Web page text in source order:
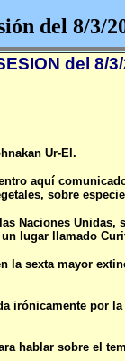
del 8/3/
del 8/
Ur-El.
aquí
sobre
Naciones
lugar llamado
la sexta mayor
irónicamente por
hablar sobre el